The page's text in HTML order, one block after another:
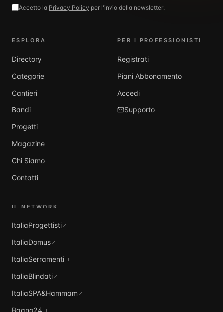
Accetto la Privacy Policy per l'invio della newsletter.
ESPLORA
Directory
Categorie
Cantieri
Bandi
Progetti
Magazine
Chi Siamo
Contatti
PER I PROFESSIONISTI
Registrati
Piani Abbonamento
Accedi
Supporto
IL NETWORK
ItaliaProgettisti
ItaliaDomus
ItaliaSerramenti
ItaliaBlindati
ItaliaSPA&Hammam
Bagno24